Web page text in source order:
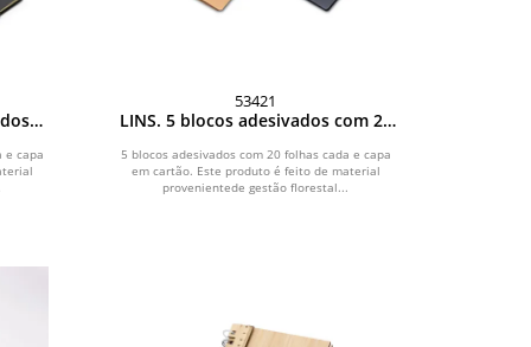
e capa
53421
LINS. 5 blocos adesivados com 20
5 blocos adesivados com 20 folhas cada e capa
em cartão. Este produto é feito de material
provenientede gestão florestal...